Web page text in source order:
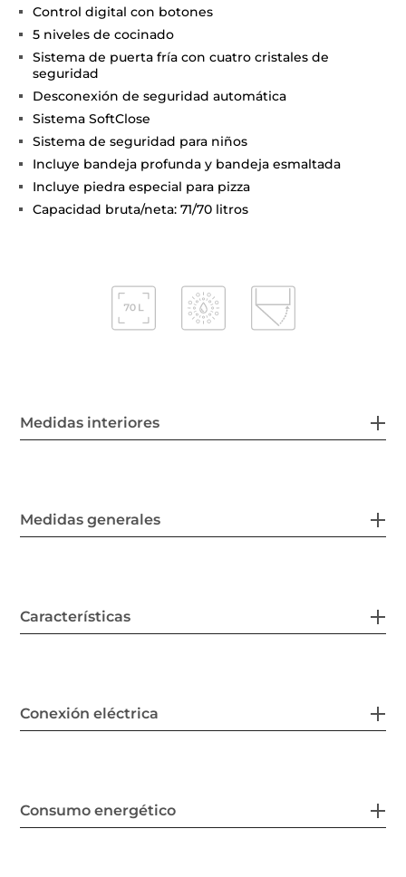
Control digital con botones
5 niveles de cocinado
Sistema de puerta fría con cuatro cristales de
seguridad
Desconexión de seguridad automática
Sistema SoftClose
Sistema de seguridad para niños
Incluye bandeja profunda y bandeja esmaltada
Incluye piedra especial para pizza
Capacidad bruta/neta: 71/70 litros
Medidas interiores
Medidas generales
Características
Conexión eléctrica
Consumo energético